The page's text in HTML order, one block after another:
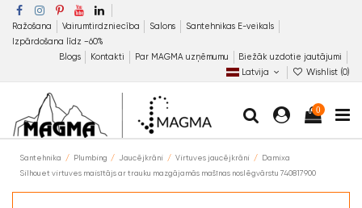
Ražošana Vairumtirdzniecība Salons
Santehnikas E-veikals
Izpārdošana līdz −60%
Blogs
Kontakti Par MAGMA uzņēmumu
Biežāk uzdotie jautājumi
Latvija
Wishlist (0)
0
Santehnika Plumbing Jaucējkrāni Virtuves jaucējkrāni
Damixa
Silhouet virtuves maisītājs ar trauku mazgājamās mašīnas noslēgvārstu 740817900